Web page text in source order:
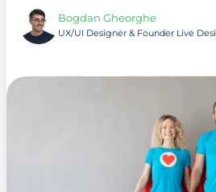
Bogdan Gheorghe
UX/UI Designer & Founder Live